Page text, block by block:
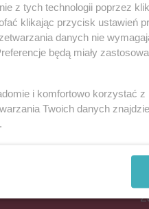
z tych technologii poprzez
klikając przycisk ustawień
danych nie
będą miały
i komfortowo korzystać
Twoich danych